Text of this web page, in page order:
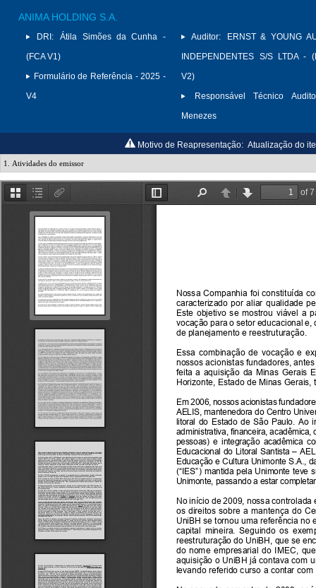
ANIMA HOLDING S.A.
DRI:
Átila Simões da Cunha -
(FCA V1)
Formulário de Referência - 2025 -
V4
Auditor:
ERNST & YOUNG
INDEPENDENTES S/S LTDA -
V2)
Responsável Técnico
Menezes
Motivo de Reapresentação: Atualização do